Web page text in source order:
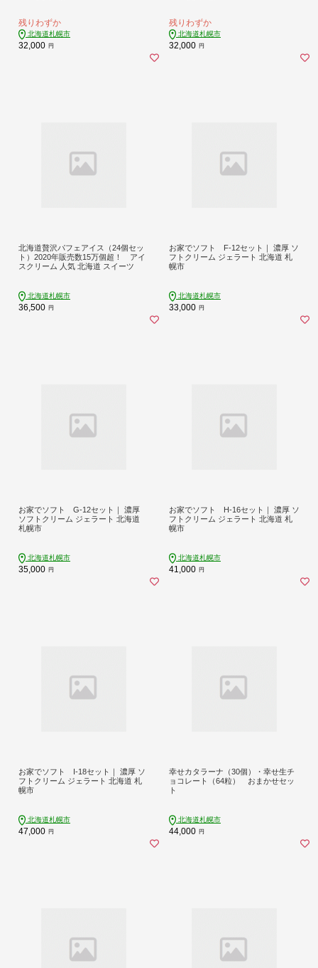
残りわずか
北海道札幌市
32,000 円
残りわずか
北海道札幌市
32,000 円
北海道贅沢パフェアイス（24個セッ
ト）2020年販売数15万個超！ アイ
スクリーム 人気 北海道 スイーツ
北海道札幌市
36,500 円
お家でソフト F-12セット｜ 濃厚 ソ
フトクリーム ジェラート 北海道 札
幌市
北海道札幌市
33,000 円
お家でソフト G-12セット｜ 濃厚
ソフトクリーム ジェラート 北海道
札幌市
北海道札幌市
35,000 円
お家でソフト H-16セット｜ 濃厚 ソ
フトクリーム ジェラート 北海道 札
幌市
北海道札幌市
41,000 円
お家でソフト I-18セット｜ 濃厚 ソ
フトクリーム ジェラート 北海道 札
幌市
北海道札幌市
47,000 円
幸せカタラーナ（30個）・幸せ生チ
ョコレート（64粒） おまかせセッ
ト
北海道札幌市
44,000 円